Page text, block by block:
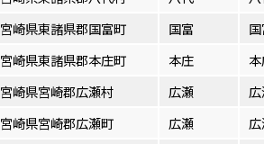
宮崎県東諸県郡国富町 国富
宮崎県東諸県郡本庄町 本庄
宮崎県宮崎郡広瀬村 広瀬
宮崎県宮崎郡広瀬町 広瀬